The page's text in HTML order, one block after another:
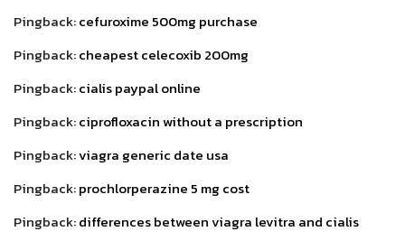
Pingback:cefuroxime 500mg purchase
Pingback:cheapest celecoxib 200mg
Pingback:cialis paypal online
Pingback:ciprofloxacin without a prescription
Pingback:viagra generic date usa
Pingback:prochlorperazine 5 mg cost
Pingback:differences between viagra levitra and cialis